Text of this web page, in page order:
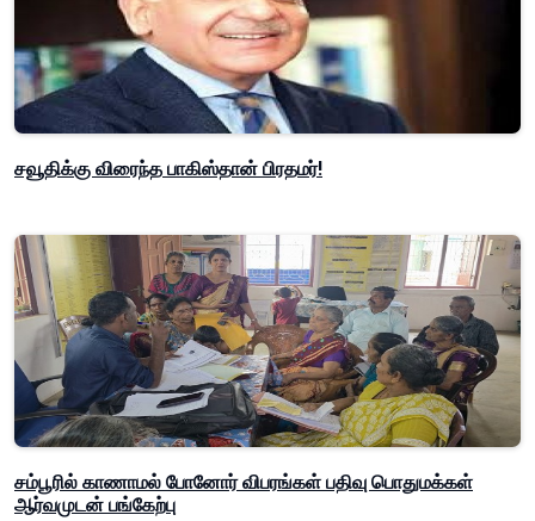
சவூதிக்கு விரைந்த பாகிஸ்தான் பிரதமர்!
சம்பூரில் காணாமல் போனோர் விபரங்கள் பதிவு பொதுமக்கள்
ஆர்வமுடன் பங்கேற்பு